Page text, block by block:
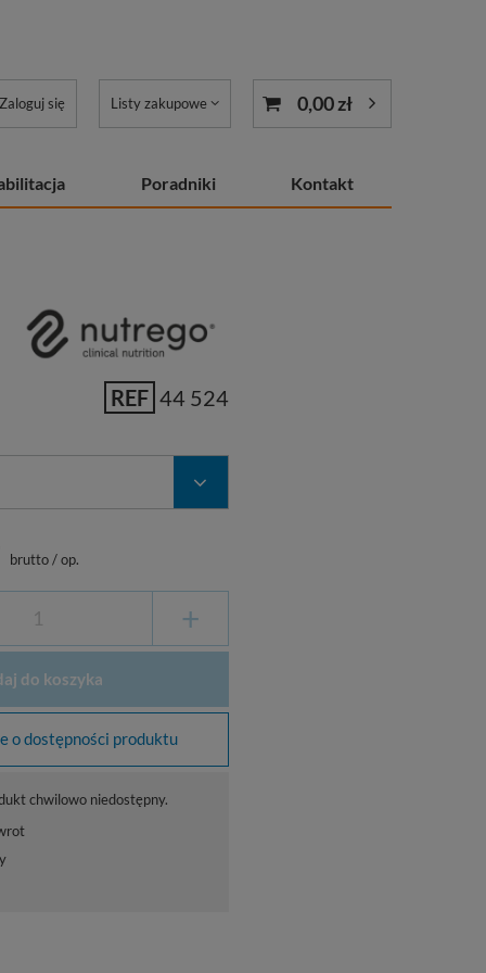
Zaloguj się Listy zakupowe 0,00 zł
Poradniki Kontakt
REF 44 524
brutto/op.
+
do koszyka
o dostępności produktu
chwilowo niedostępny.